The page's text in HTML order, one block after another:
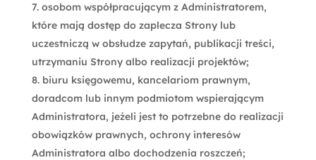
osobom współpracującym z Administratorem,
które mają dostęp do zaplecza Strony lub
uczestniczą w obsłudze zapytań, publikacji treści,
utrzymaniu Strony albo realizacji projektów;
biuru księgowemu, kancelariom prawnym,
doradcom lub innym podmiotom wspierającym
Administratora, jeżeli jest to potrzebne do realizacji
obowiązków prawnych, ochrony interesów
Administratora albo dochodzenia roszczeń;